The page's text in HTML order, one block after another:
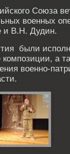
Союза
военных
и В.Н. Дудин.
были
а
военно-